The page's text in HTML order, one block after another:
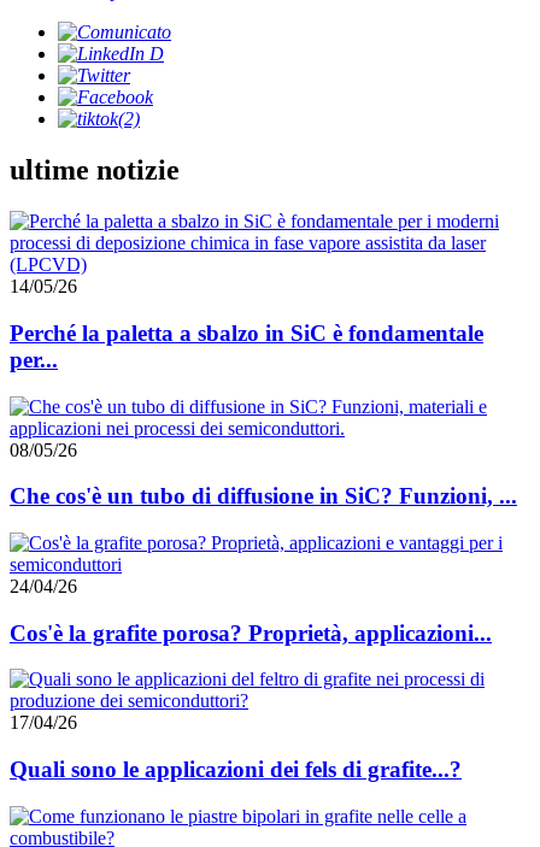
ultime notizie
14/05/26
Perché la paletta a sbalzo in SiC è fondamentale
per...
08/05/26
Che cos'è un tubo di diffusione in SiC? Funzioni, ...
24/04/26
Cos'è la grafite porosa? Proprietà, applicazioni...
17/04/26
Quali sono le applicazioni dei fels di grafite...?